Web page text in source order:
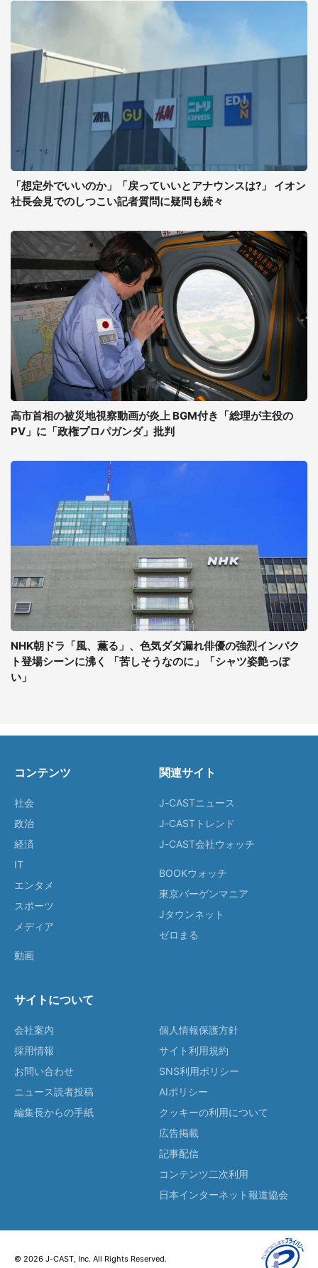
「想定外でいいのか」「戻っていいとアナウンスは?」 イオン
社長会見でのしつこい記者質問に疑問も続々
高市首相の被災地視察動画が炎上 BGM付き「総理が主役の
PV」に「政権プロパガンダ」批判
NHK朝ドラ「風、薫る」、色気ダダ漏れ俳優の強烈インパク
ト登場シーンに沸く 「苦しそうなのに」「シャツ姿艶っぽ
い」
コンテンツ
社会
政治
経済
IT
エンタメ
スポーツ
メディア
動画
関連サイト
J-CASTニュース
J-CASTトレンド
J-CAST会社ウォッチ
BOOKウォッチ
東京バーゲンマニア
Jタウンネット
ゼロまる
サイトについて
会社案内
採用情報
お問い合わせ
ニュース読者投稿
編集長からの手紙
個人情報保護方針
サイト利用規約
SNS利用ポリシー
AIポリシー
クッキーの利用について
広告掲載
記事配信
コンテンツ二次利用
日本インターネット報道協会
© 2026 J-CAST, Inc. All Rights Reserved.